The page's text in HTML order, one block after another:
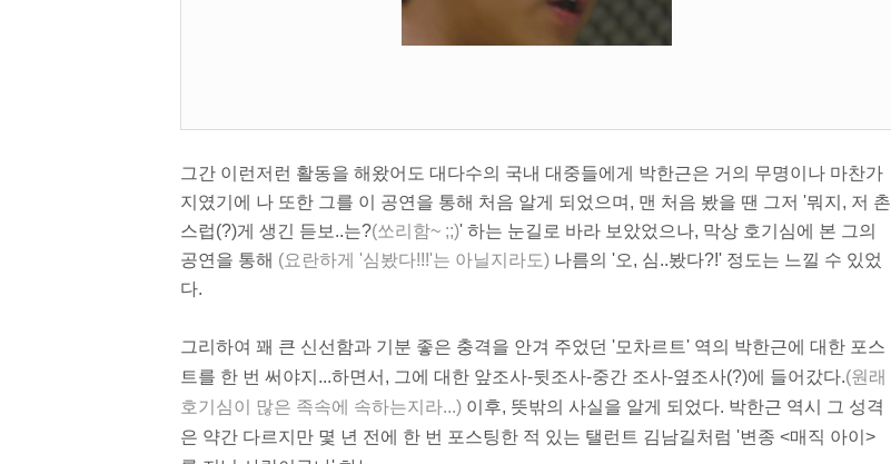
그간 이런저런 활동을 해왔어도 대다수의 국내 대중들에게 박한근은 거의 무명이나 마찬가
지였기에 나 또한 그를 이 공연을 통해 처음 알게 되었으며, 맨 처음 봤을 땐 그저 '뭐지, 저 촌
스럽(?)게 생긴 듣보..는?(쏘리함~ ;;)' 하는 눈길로 바라 보았었으나, 막상 호기심에 본 그의
공연을 통해 (요란하게 '심봤다!!!'는 아닐지라도) 나름의 '오, 심..봤다?!' 정도는 느낄 수 있었
다.
그리하여 꽤 큰 신선함과 기분 좋은 충격을 안겨 주었던 '모차르트' 역의 박한근에 대한 포스
트를 한 번 써야지...하면서, 그에 대한 앞조사-뒷조사-중간 조사-옆조사(?)에 들어갔다.(원래
호기심이 많은 족속에 속하는지라...) 이후, 뜻밖의 사실을 알게 되었다. 박한근 역시 그 성격
은 약간 다르지만 몇 년 전에 한 번 포스팅한 적 있는 탤런트 김남길처럼 '변종 <매직 아이>